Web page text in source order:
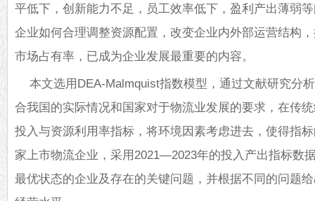
平低下，创新能力不足，员工效率低下，盈利产出薄弱
企业如何合理调整资源配置，改变企业内外部运营结构
市场占有率，已成为企业发展最重要的内容。
本文选用DEA-Malmquist指数模型，通过文献研究分
合我国的实际情况和国家对于物流业发展的要求，在传
投入与资源利用率指标，将环境因素考虑进去，使得指
家上市物流企业，采用2021—2023年的投入产出指标数
最优状态的企业及存在的关键问题，并根据不同的问题